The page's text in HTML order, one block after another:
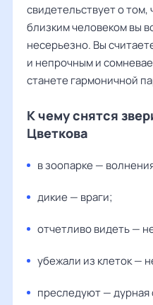
свидетельствует о
близким человеком вы
несерьезно. Вы
и непрочным и
станете гармоничной
К чему снятся
Цветкова
в зоопарке —
дикие — враги;
отчетливо видеть —
убежали из клеток —
преследуют — дурная